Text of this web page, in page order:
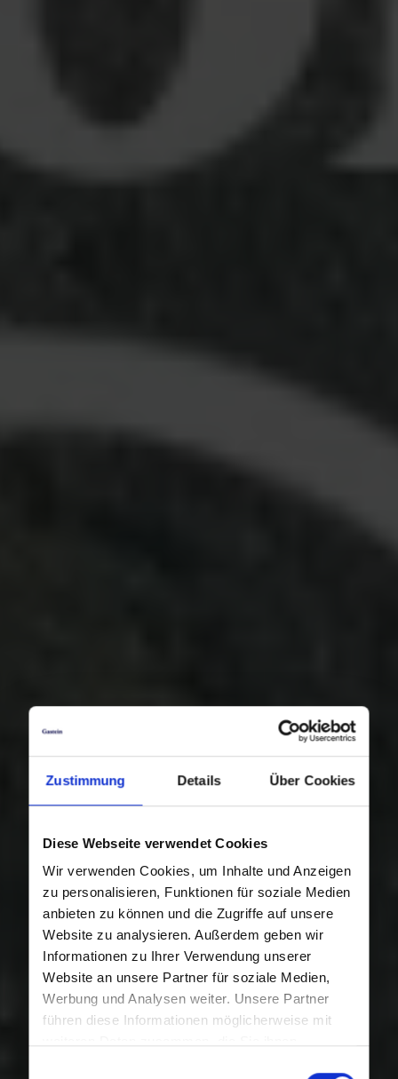
Zustimmung Details Über Cookies
Diese Webseite verwendet Cookies
Wir verwenden Cookies, um Inhalte und Anzeigen
zu personalisieren, Funktionen für soziale Medien
anbieten zu können und die Zugriffe auf unsere
Website zu analysieren. Außerdem geben wir
Informationen zu Ihrer Verwendung unserer
Website an unsere Partner für soziale Medien,
Werbung und Analysen weiter. Unsere Partner
führen diese Informationen möglicherweise mit